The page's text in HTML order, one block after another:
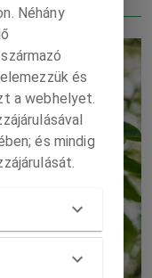
Néhány
és
a webhelyet.
és mindig